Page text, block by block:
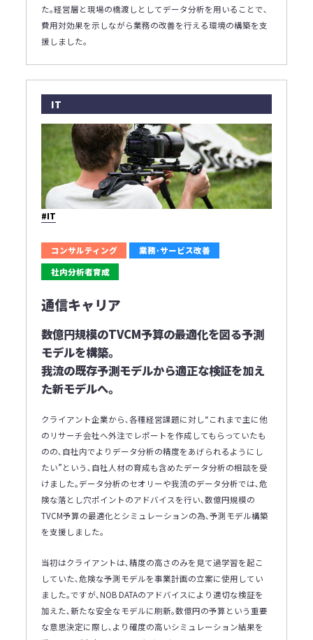
た｡経営層と現場の橋渡しとしてデータ分析を用いることで､
費用対効果を示しながら業務の改善を行える環境の構築を支
援しました｡
IT
#IT
コンサルティング
業務･サービス改善
社内分析者育成
通信キャリア
数億円規模のTVCM予算の最適化を図る予測
モデルを構築｡
我流の既存予測モデルから適正な検証を加え
た新モデルへ｡
クライアント企業から､各種経営課題に対し“これまで主に他
のリサーチ会社へ外注でレポートを作成してもらっていたも
のの､自社内でよりデータ分析の精度をあげられるようにし
たい”という､自社人材の育成も含めたデータ分析の相談を受
けました｡データ分析のセオリーや我流のデータ分析では､危
険な落とし穴ポイントのアドバイスを行い､数億円規模の
TVCM予算の最適化とシミュレーションの為､予測モデル構築
を支援しました｡
当初はクライアントは､精度の高さのみを見て過学習を起こ
していた､危険な予測モデルを事業計画の立案に使用してい
ました｡ですが､NOB DATAのアドバイスにより適切な検証を
加えた､新たな安全なモデルに刷新｡数億円の予算という重要
な意思決定に際し､より確度の高いシミュレーション結果を